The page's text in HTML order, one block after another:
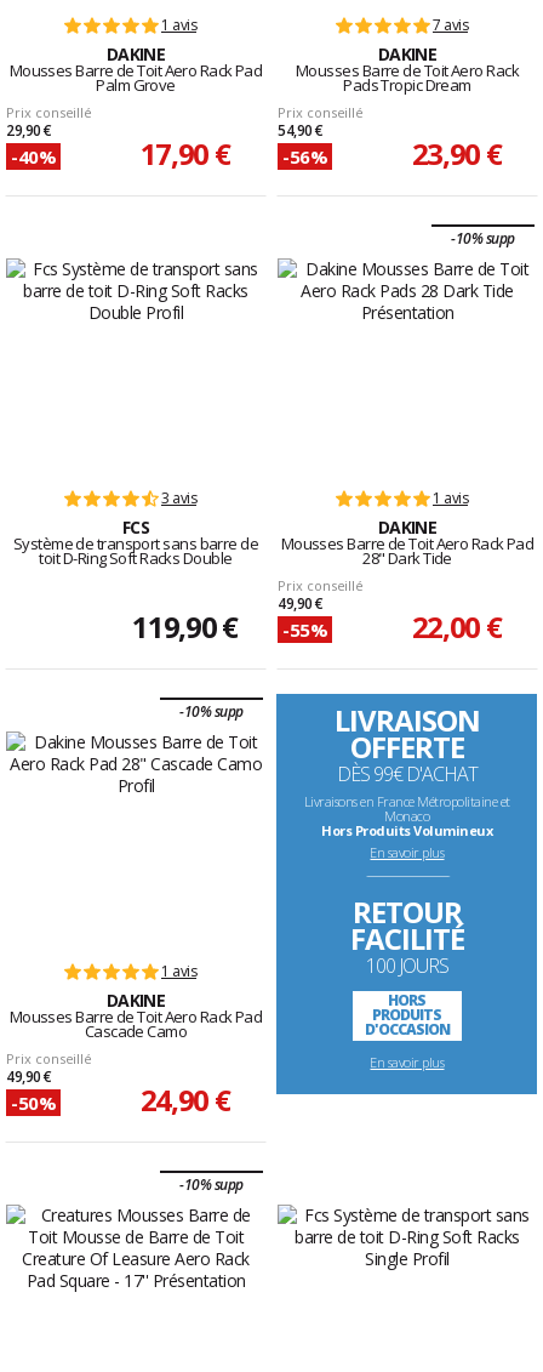
1 avis
DAKINE
Mousses Barre de Toit Aero Rack Pad
Palm Grove
Prix conseillé
29,90 €
-40% 17,90 €
7 avis
DAKINE
Mousses Barre de Toit Aero Rack
Pads Tropic Dream
Prix conseillé
54,90 €
-56% 23,90 €
3 avis
FCS
Système de transport sans barre de
toit D-Ring Soft Racks Double
119,90 €
-10% supp
1 avis
DAKINE
Mousses Barre de Toit Aero Rack Pad
28" Dark Tide
Prix conseillé
49,90 €
-55% 22,00 €
-10% supp
1 avis
DAKINE
Mousses Barre de Toit Aero Rack Pad
Cascade Camo
Prix conseillé
49,90 €
-50% 24,90 €
LIVRAISON
OFFERTE
DÈS 99€ D'ACHAT
Livraisons en France Métropolitaine et
Monaco
Hors Produits Volumineux
En savoir plus
--------------------------------------------------------------------
RETOUR
FACILITÉ
100 JOURS
HORS
PRODUITS
D'OCCASION
En savoir plus
-10% supp